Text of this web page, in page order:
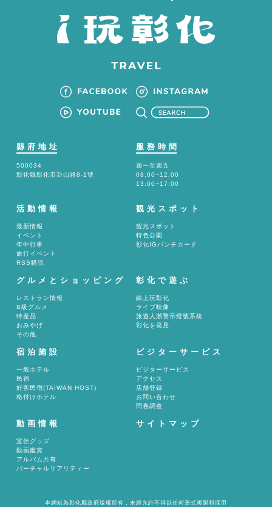
縣府地址
500034
彰化縣彰化市卦山路8-1號
服務時間
週一至週五
08:00~12:00
13:00~17:00
活動情報
最新情報
イベント
年中行事
旅行イベント
RSS購読
観光スポット
観光スポット
特色公園
彰化IGパンチカード
グルメとショッピング
レストラン情報
B級グルメ
特産品
おみやげ
その他
彰化で遊ぶ
線上玩彰化
ライブ映像
旅遊人潮警示燈號系統
彰化を発見
宿泊施設
一般ホテル
民宿
好客民宿(TAIWAN HOST)
格付けホテル
ビジターサービス
ビジターサービス
アクセス
店舗登録
お問い合わせ
問卷調查
動画情報
宣伝グッズ
動画鑑賞
アルバム共有
バーチャルリアリティー
サイトマップ
本網站為彰化縣政府版權所有，未經允許不得以任何形式複製和採用